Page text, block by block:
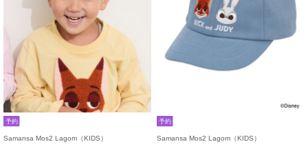
予約
Samansa Mos2 Lagom（KIDS）
予約
Samansa Mos2 Lagom（KIDS）